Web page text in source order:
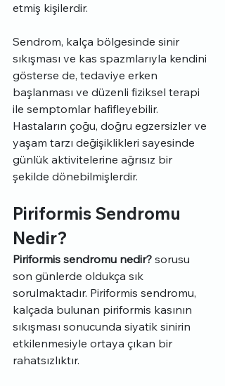
etmiş kişilerdir.
Sendrom, kalça bölgesinde sinir
sıkışması ve kas spazmlarıyla kendini
gösterse de, tedaviye erken
başlanması ve düzenli fiziksel terapi
ile semptomlar hafifleyebilir.
Hastaların çoğu, doğru egzersizler ve
yaşam tarzı değişiklikleri sayesinde
günlük aktivitelerine ağrısız bir
şekilde dönebilmişlerdir.
Piriformis Sendromu
Nedir?
Piriformis sendromu nedir? sorusu
son günlerde oldukça sık
sorulmaktadır. Piriformis sendromu,
kalçada bulunan piriformis kasının
sıkışması sonucunda siyatik sinirin
etkilenmesiyle ortaya çıkan bir
rahatsızlıktır.